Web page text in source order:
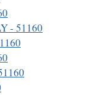
- 51160